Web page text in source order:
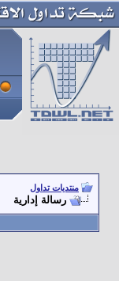
منتديات تداول
رسالة إدارية